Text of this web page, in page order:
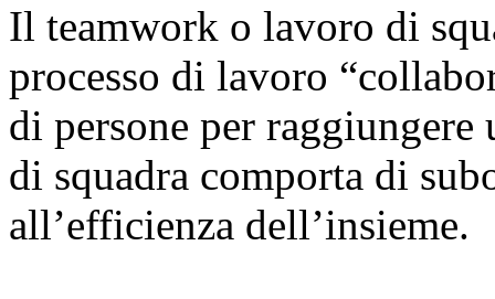
Il teamwork o lavoro di
processo di lavoro
di persone per
di squadra comporta di
all’efficienza dell’insieme.